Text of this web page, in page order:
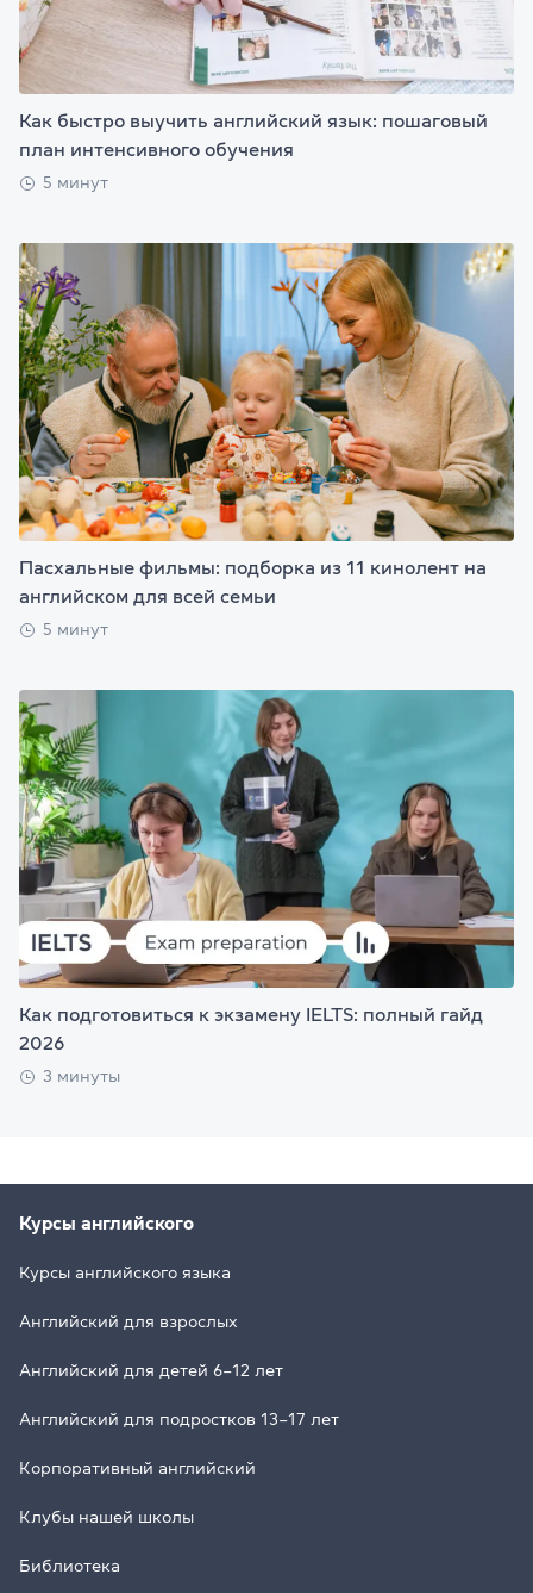
Как быстро выучить английский язык: пошаговый
план интенсивного обучения
5 минут
Пасхальные фильмы: подборка из 11 кинолент на
английском для всей семьи
5 минут
Как подготовиться к экзамену IELTS: полный гайд
2026
3 минуты
Курсы английского
Курсы английского языка
Английский для взрослых
Английский для детей 6–12 лет
Английский для подростков 13–17 лет
Корпоративный английский
Клубы нашей школы
Библиотека